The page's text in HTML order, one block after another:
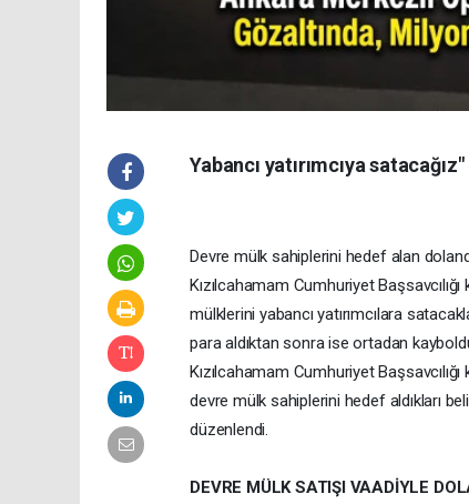
Yabancı yatırımcıya
Devre mülk sahiplerini hedef alan
Kızılcahamam Cumhuriyet
mülklerini yabancı yatırımcılara
para aldıktan sonra ise ortadan
Kızılcahamam Cumhuriyet
devre mülk sahiplerini hedef aldıkları
düzenlendi.
DEVRE MÜLK SATIŞI VAADİYLE